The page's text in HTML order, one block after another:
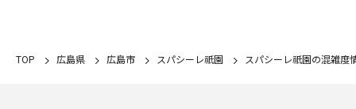
TOP 広島県 広島市 スパシーレ祇園 スパシーレ祇園の混雑度